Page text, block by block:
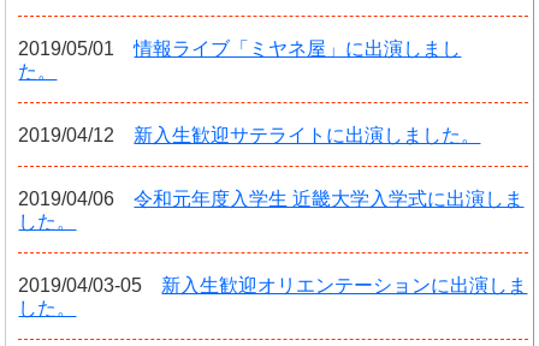
2019/05/01情報ライブ「ミヤネ屋」に出演しまし
た。
2019/04/12 新入生歓迎サテライトに出演しました。
2019/04/06令和元年度入学生 近畿大学入学式に出演しま
した。
2019/04/03-05 新入生歓迎オリエンテーションに出演しま
した。